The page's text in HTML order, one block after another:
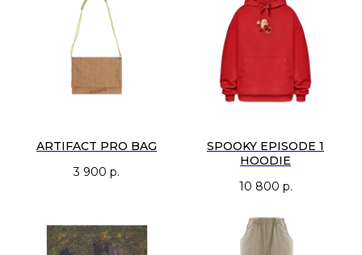
ARTIFACT PRO BAG
3 900 р.
SPOOKY EPISODE 1
HOODIE
10 800 р.